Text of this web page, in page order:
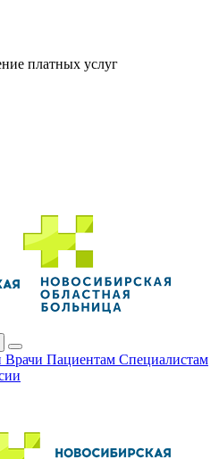
платных услуг
Врачи Пациентам Специалистам